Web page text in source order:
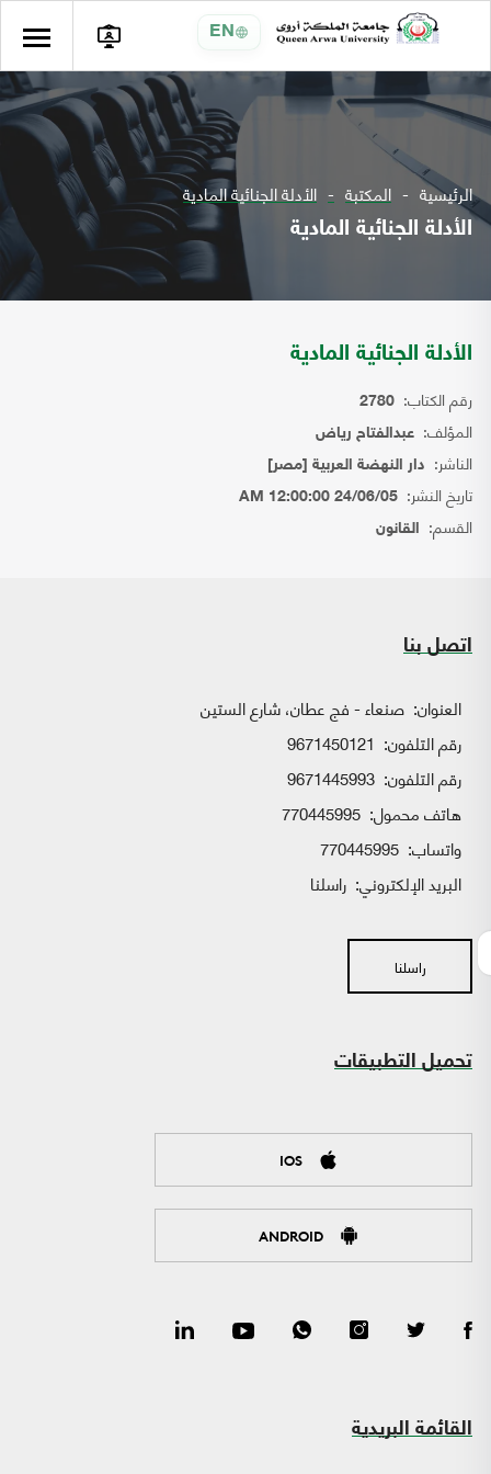
EN
الرئيسية المكتبة الأدلة الجنائية المادية
الأدلة الجنائية المادية
الأدلة الجنائية المادية
رقم الكتاب: 2780
المؤلف: عبدالفتاح رياض
الناشر: دار النهضة العربية [مصر]
تاريخ النشر: 24/06/05 12:00:00 AM
القسم: القانون
اتصل بنا
العنوان: صنعاء - فج عطان، شارع الستين
رقم التلفون: 9671450121
رقم التلفون: 9671445993
هاتف محمول: 770445995
واتساب:
البريد الإلكتروني: راسلنا
راسلنا
تحميل التطبيقات
IOS
ANDROID
القائمة البريدية